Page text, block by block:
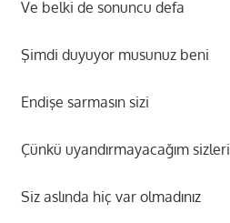
Ve belki de sonuncu defa
Şimdi duyuyor musunuz beni
Endişe sarmasın sizi
Çünkü uyandırmayacağım sizleri
Siz aslında hiç var olmadınız